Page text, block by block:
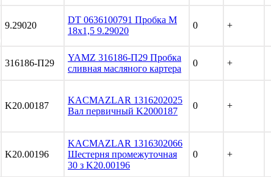
9.29020
DT 0636100791 Пробка М
18x1,5 9.29020
0 +
316186-П29
YAMZ 316186-П29 Пробка
сливная масляного картера
0 +
K20.00187
KACMAZLAR 1316202025
Вал первичный K2000187
0 +
K20.00196
KACMAZLAR 1316302066
Шестерня промежуточная
30 з K20.00196
0 +